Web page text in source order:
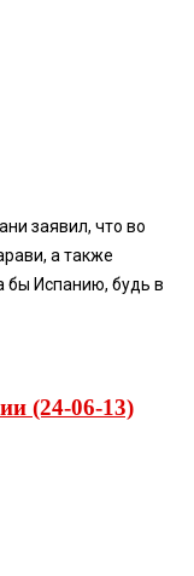
заявил, что во
а также
бы Испанию, будь в
(24-06-13)